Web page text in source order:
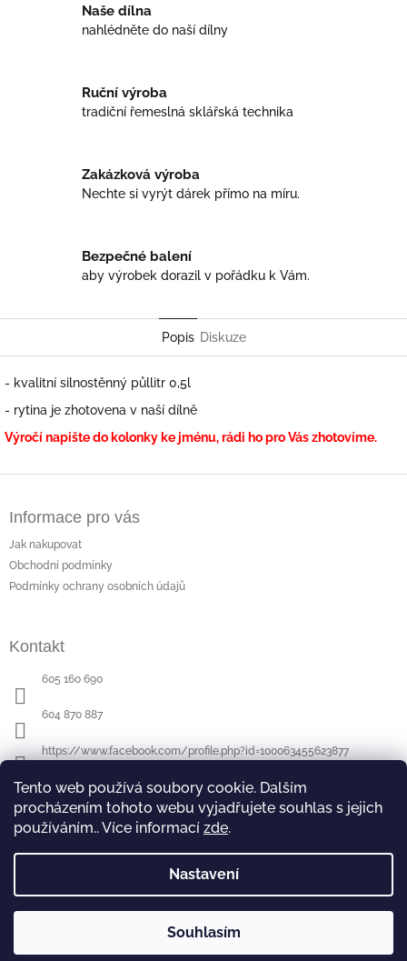
Tento web používá soubory cookie. Dalším
procházením tohoto webu vyjadřujete souhlas s jejich
používáním.. Více informací zde.
Nastavení
Souhlasím
Naše dílna
nahlédněte do naší dílny
Ruční výroba
tradiční řemeslná sklářská technika
Zakázková výroba
Nechte si vyrýt dárek přímo na míru.
Bezpečné balení
aby výrobek dorazil v pořádku k Vám.
Popis Diskuze
- kvalitní silnostěnný půllitr 0,5l
- rytina je zhotovena v naší dílně
Výročí napište do kolonky ke jménu, rádi ho pro Vás zhotovíme.
Informace pro vás
Jak nakupovat
Obchodní podmínky
Podmínky ochrany osobních údajů
Kontakt
605 160 690
604 870 887
https://www.facebook.com/profile.php?id=100063455623877
Poslední hodnocení produktů
Hodnocení produktu je 5 z 5 hvězdiček.